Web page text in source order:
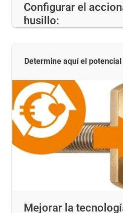
Configurar el
husillo:
Mejorar la
Determine aquí el potencial